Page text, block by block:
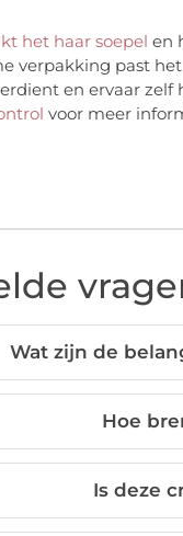
het haar soepel en
verpakking past
en ervaar zelf
voor meer
Wat zijn de
Hoe
Is deze